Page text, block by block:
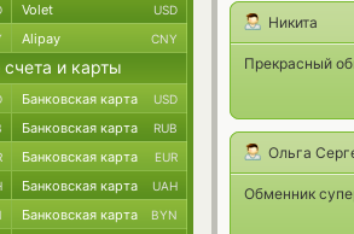
Никита
Прекрасный
Ольга
Обменник
Volet USD
Alipay CNY
и карты
Банковская карта USD
Банковская карта RUB
Банковская карта EUR
Банковская карта UAH
Банковская карта BYN